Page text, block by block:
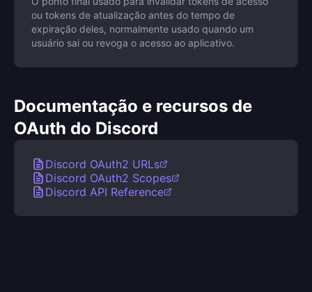
ou tokens de atualização antes do tempo de
expiração deles, normalmente usado quando um
usuário sai ou revoga o acesso ao aplicativo.
Documentação e recursos de
OAuth do Discord
Discord OAuth2 URLs
Discord OAuth2 Scopes
Discord API Reference